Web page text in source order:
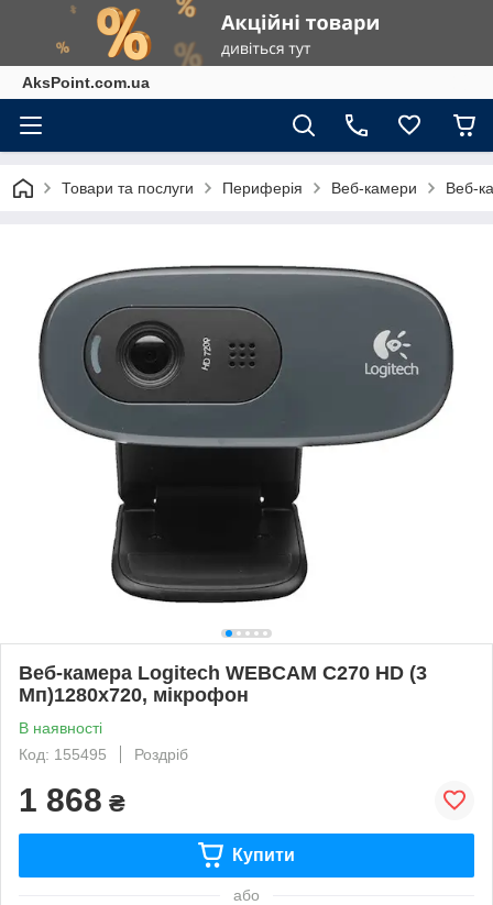
AksPoint.com.ua
Товари та послуги Периферія Веб-камери Веб-
Веб-камера Logitech WEBCAM C270 HD (3
Мп)1280x720, мікрофон
В наявності
Код: 155495
Роздріб
1 868 ₴
Купити
або